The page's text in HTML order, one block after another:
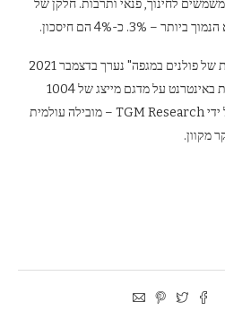
במבנה ההוצאה של הפולנים, 4% משמשים לחינוך, פנאי ותרבות. חלקן של
3%. כ-4% הם חיסכון.
הסקר הארצי "סטטיסטיקת הוצאות של פולנים במגפה" נערך בדצמבר 2021
לבקשת ה-KRD באמצעות ראיונות באינטרנט על מדגם מייצג של 1004
פולנים בגילי 18-74. הם בוצעו על ידי TGM Research – מובילה עולמית
מקוון.